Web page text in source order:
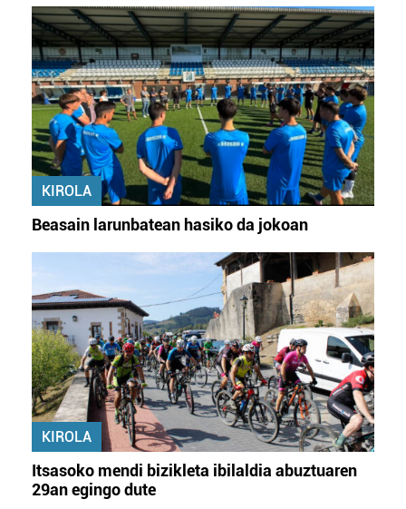
KIROLA
Beasain larunbatean hasiko da jokoan
KIROLA
Itsasoko mendi bizikleta ibilaldia abuztuaren
29an egingo dute